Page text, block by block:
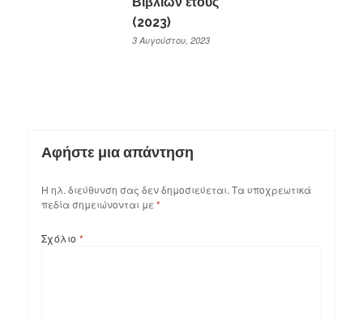
(2023)
3 Αυγούστου, 2023
Αφήστε μια απάντηση
Η ηλ. διεύθυνση σας δεν δημοσιεύεται. Τα υποχρεωτικά
πεδία σημειώνονται με *
Σχόλιο *